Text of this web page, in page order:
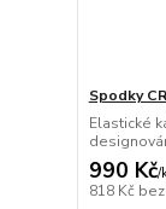
Spodky
Elastické
990 Kč/
818 Kč